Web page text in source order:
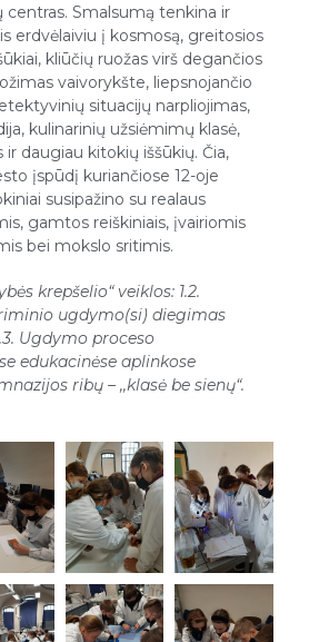
centras. Smalsumą tenkina ir
erdvėlaiviu į kosmosą, greitosios
kliūčių ruožas virš degančios
vaivorykšte, liepsnojančio
situacijų narpliojimas,
kulinarinių užsiėmimų klasė,
daugiau kitokių iššūkių. Čia,
įspūdį kuriančiose 12-oje
susipažino su realaus
gamtos reiškiniais, įvairiomis
bei mokslo sritimis.
krepšelio“ veiklos: 1.2.
ugdymo(si) diegimas
Ugdymo proceso
edukacinėse aplinkose
ribų – ,,klasė be sienų“.